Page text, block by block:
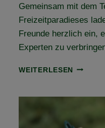
Gemeinsam mit dem
Freizeitparadieses
Freunde herzlich ein,
Experten zu
WEITERLESEN NEUE
TAG